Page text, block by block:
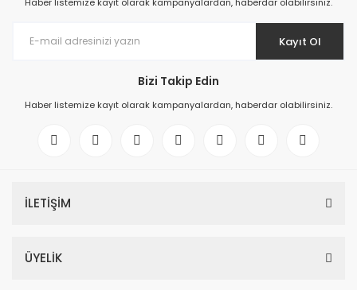
Kayıt Ol
Bizi Takip Edin
Haber listemize kayıt olarak kampanyalardan, haberdar olabilirsiniz.
İLETİŞİM
ÜYELİK